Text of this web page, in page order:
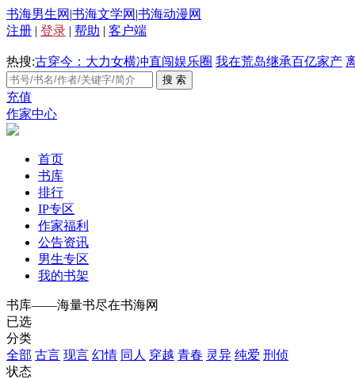
书海男生网 |书海文学网 |书海动漫网
注册 | 登录 | 帮助 | 客户端
热搜:古穿今：大力女横冲直闯娱乐圈 我在荒岛继承百亿家产
充值
作家中心
首页
书库
排行
IP专区
作家福利
公告资讯
男生专区
我的书架
书库——海量书尽在书海网
已选
分类
全部 古言 现言 幻情 同人 穿越 青春 灵异 纯爱 刑侦
状态